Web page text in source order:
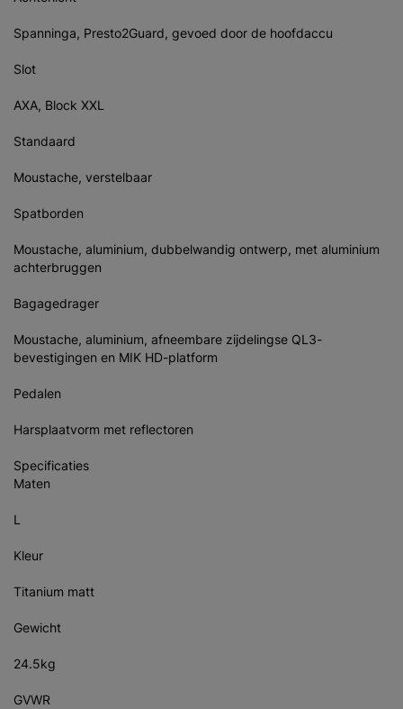
Spanninga, Presto2Guard, gevoed door de hoofdaccu
Slot
AXA, Block XXL
Standaard
Moustache, verstelbaar
Spatborden
Moustache, aluminium, dubbelwandig ontwerp, met aluminium
achterbruggen
Bagagedrager
Moustache, aluminium, afneembare zijdelingse QL3-
bevestigingen en MIK HD-platform
Pedalen
Harsplaatvorm met reflectoren
Specificaties
Maten
L
Kleur
Titanium matt
Gewicht
24.5kg
GVWR